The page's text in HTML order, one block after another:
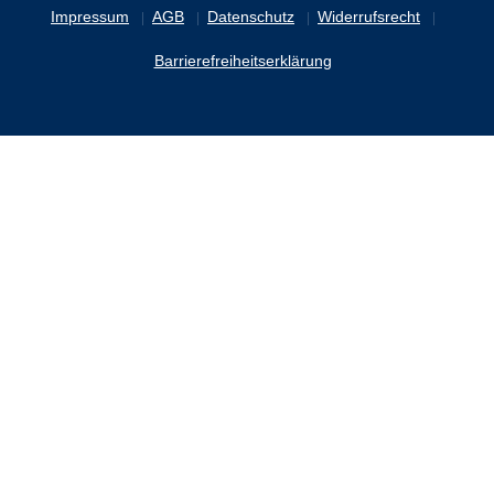
Impressum AGB Datenschutz Widerrufsrecht
Barrierefreiheitserklärung